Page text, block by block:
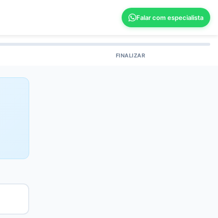
Falar com especialista
FINALIZAR